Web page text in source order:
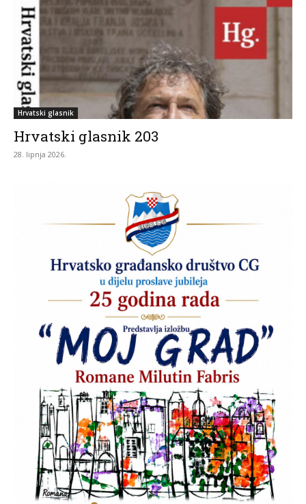
Hrvatski glasnik
Hrvatski glasnik 203
28. lipnja 2026.